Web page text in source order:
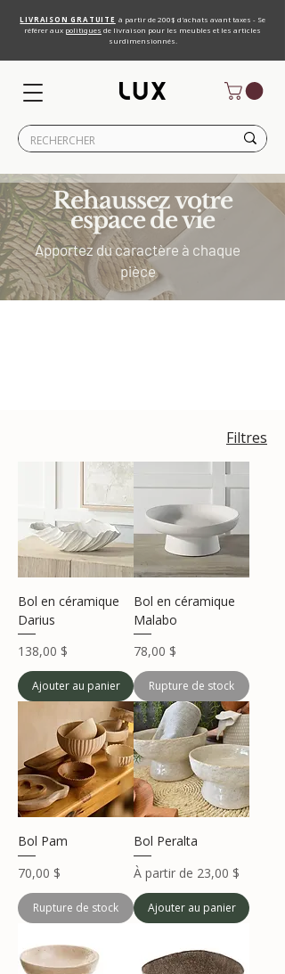
LIVRAISON GRATUITE à partir de 200$ d'achats avant taxes - Se
référer aux politiques de livraison pour les meubles et les articles
surdimensionnés.
Rehaussez votre
espace de vie
Apportez du caractère à chaque
pièce
Filtres
Bol en céramique
Darius
Prix
138,00 $
Ajouter au panier
Bol en céramique
Malabo
Prix
78,00 $
Rupture de stock
Bol Pam
Prix
70,00 $
Rupture de stock
Bol Peralta
À partir de 23,00 $
Prix promotionnel
Ajouter au panier